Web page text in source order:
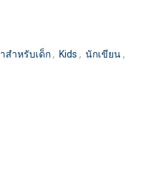
สำหรับเด็ก , Kids , นักเขียน ,